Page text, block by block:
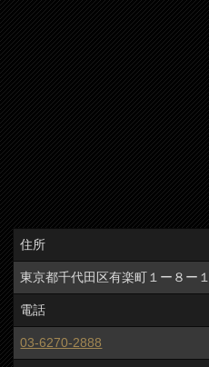
住所
東京都千代田区有楽町１ー８ー１
電話
03-6270-2888